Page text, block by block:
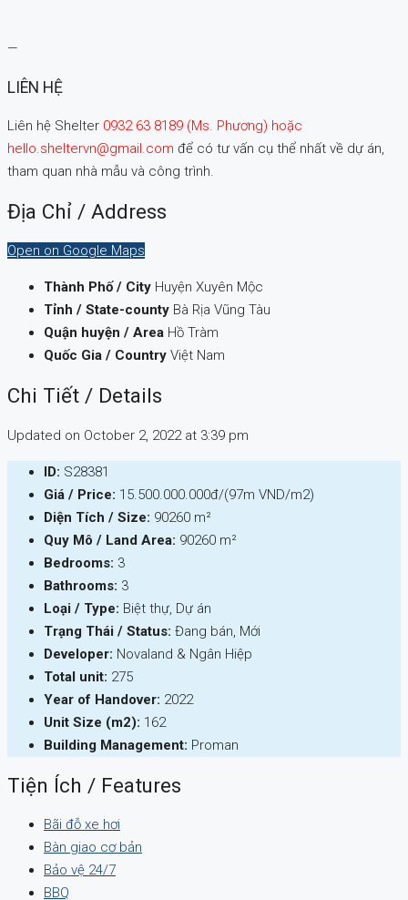
—
LIÊN HỆ
Liên hệ Shelter 0932 63 8189 (Ms. Phương) hoặc
hello.sheltervn@gmail.com để có tư vấn cụ thể nhất về dự án,
tham quan nhà mẫu và công trình.
Địa Chỉ / Address
Open on Google Maps
Thành Phố / City Huyện Xuyên Mộc
Tỉnh / State-county Bà Rịa Vũng Tàu
Quận huyện / Area Hồ Tràm
Quốc Gia / Country Việt Nam
Chi Tiết / Details
Updated on October 2, 2022 at 3:39 pm
ID: S28381
Giá / Price: 15.500.000.000đ/(97m VND/m2)
Diện Tích / Size: 90260 m²
Quy Mô / Land Area: 90260 m²
Bedrooms: 3
Bathrooms: 3
Loại / Type: Biệt thự, Dự án
Trạng Thái / Status: Đang bán, Mới
Developer: Novaland & Ngân Hiệp
Total unit: 275
Year of Handover: 2022
Unit Size (m2): 162
Building Management: Proman
Tiện Ích / Features
Bãi đỗ xe hơi
Bàn giao cơ bản
Bảo vệ 24/7
BBQ